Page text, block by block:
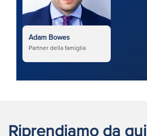
Adam Bowes
Partner della famiglia
Riprendiamo da qui